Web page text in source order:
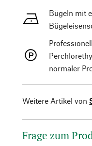
Bügeln mit
normaler
Weitere Artikel von
Frage zum